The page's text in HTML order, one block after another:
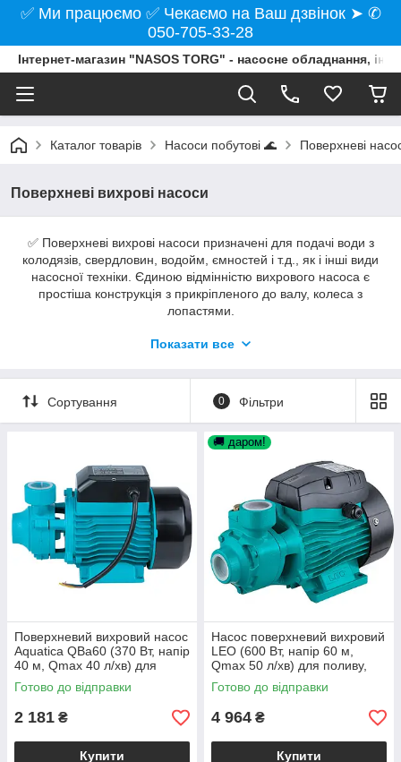
✅ Ми працюємо ✅ Чекаємо на Ваш дзвінок ➤ ✆
050-705-33-28
Інтернет-магазин "NASOS TORG" - насосне обладнання,
Каталог товарів Насоси побутові 🌊 Поверхневі
Поверхневі вихрові насоси
✅ Поверхневі вихрові насоси призначені для подачі води з
колодязів, свердловин, водойм, ємностей і т.д., як і інші види
насосної техніки. Єдиною відмінністю вихрового насоса є
простіша конструкція з прикріпленого до валу, колеса з
лопастями.
Наші фахівці допоможуть підібрати оптимальний
Показати все
Сортування 0 Фільтри
Поверхневий вихровий насос
Aquatica QBa60 (370 Вт, напір
40 м, Qmax 40 л/хв) для
поливу, колодязя,
свердловини
Готово до відправки
2 181 ₴
Купити
🚚 даром!
Насос поверхневий вихровий
LEO (600 Вт, напір 60 м,
Qmax 50 л/хв) для поливу,
свердловини, колодязя
Готово до відправки
4 964 ₴
Купити